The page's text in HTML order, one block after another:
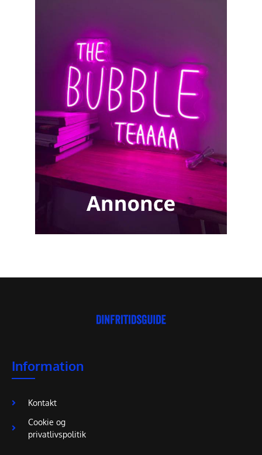
Information
Kontakt
Cookie og
privatlivspolitik